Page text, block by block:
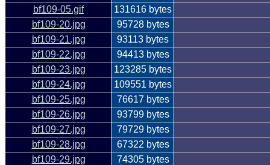
bf109-05.gif
131616 bytes
bf109-20.jpg
95728 bytes
bf109-21.jpg
93113 bytes
bf109-22.jpg
94413 bytes
bf109-23.jpg
123285 bytes
bf109-24.jpg
109551 bytes
bf109-25.jpg
76617 bytes
bf109-26.jpg
93799 bytes
bf109-27.jpg
79729 bytes
bf109-28.jpg
67322 bytes
bf109-29.jpg
74305 bytes